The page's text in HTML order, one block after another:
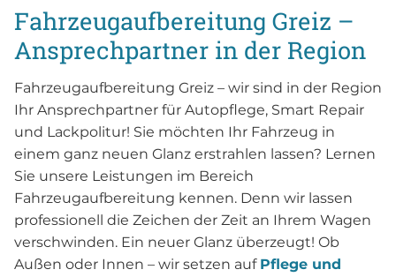
Fahrzeugaufbereitung Greiz –
Ansprechpartner in der Region
Fahrzeugaufbereitung Greiz – wir sind in der Region
Ihr Ansprechpartner für Autopflege, Smart Repair
und Lackpolitur! Sie möchten Ihr Fahrzeug in
einem ganz neuen Glanz erstrahlen lassen? Lernen
Sie unsere Leistungen im Bereich
Fahrzeugaufbereitung kennen. Denn wir lassen
professionell die Zeichen der Zeit an Ihrem Wagen
verschwinden. Ein neuer Glanz überzeugt! Ob
Außen oder Innen – wir setzen auf Pflege und